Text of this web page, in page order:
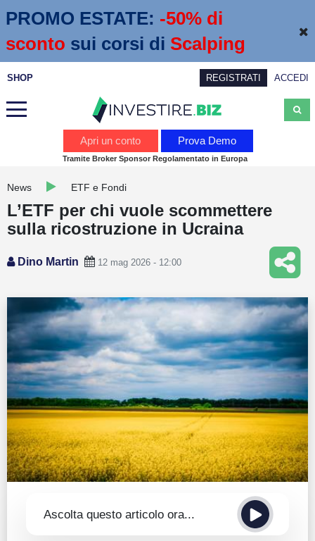
PROMO ESTATE: -50% di
sconto sui corsi di Scalping
SHOP REGISTRATI ACCEDI
Calendario economico
Webinar
Education
Guide
Quotazioni
Conto IG
Guru Monitor
Stagionalità
Altro
Apri un conto Prova Demo
Tramite Broker Sponsor Regolamentato in Europa
News ETF e Fondi
L’ETF per chi vuole scommettere
sulla ricostruzione in Ucraina
Dino Martin 12 mag 2026 - 12:00
Ascolta questo articolo ora...